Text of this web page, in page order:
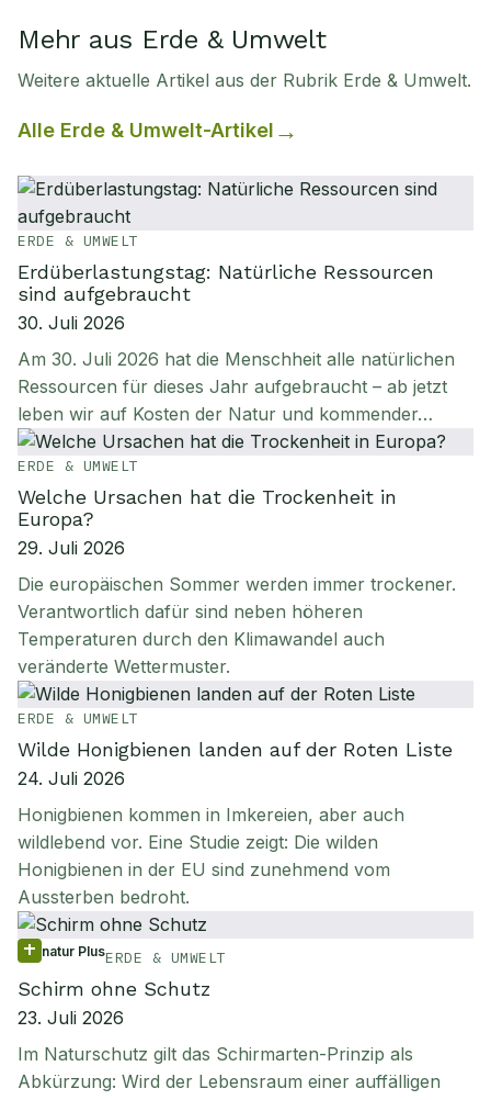
Mehr aus Erde & Umwelt
Weitere aktuelle Artikel aus der Rubrik Erde & Umwelt.
Alle Erde & Umwelt-Artikel
ERDE & UMWELT
Erdüberlastungstag: Natürliche Ressourcen
sind aufgebraucht
30. Juli 2026
Am 30. Juli 2026 hat die Menschheit alle natürlichen
Ressourcen für dieses Jahr aufgebraucht – ab jetzt
leben wir auf Kosten der Natur und kommender…
ERDE & UMWELT
Welche Ursachen hat die Trockenheit in
Europa?
29. Juli 2026
Die europäischen Sommer werden immer trockener.
Verantwortlich dafür sind neben höheren
Temperaturen durch den Klimawandel auch
veränderte Wettermuster.
ERDE & UMWELT
Wilde Honigbienen landen auf der Roten Liste
24. Juli 2026
Honigbienen kommen in Imkereien, aber auch
wildlebend vor. Eine Studie zeigt: Die wilden
Honigbienen in der EU sind zunehmend vom
Aussterben bedroht.
natur PlusERDE & UMWELT
Schirm ohne Schutz
23. Juli 2026
Im Naturschutz gilt das Schirmarten-Prinzip als
Abkürzung: Wird der Lebensraum einer auffälligen